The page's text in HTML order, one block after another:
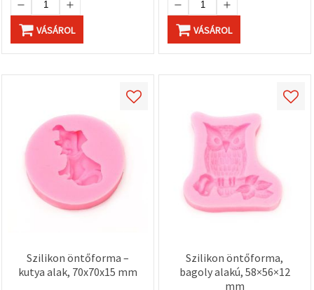
kattintva.
el
Beállítások
VÁSÁROL VÁSÁROL
Szilikon öntőforma –
kutya alak, 70x70x15 mm
Szilikon öntőforma,
bagoly alakú, 58×56×12
mm